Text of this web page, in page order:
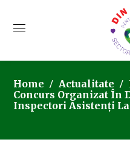
Home Actualitate
Concurs Organizat În
Inspectori Asistenți